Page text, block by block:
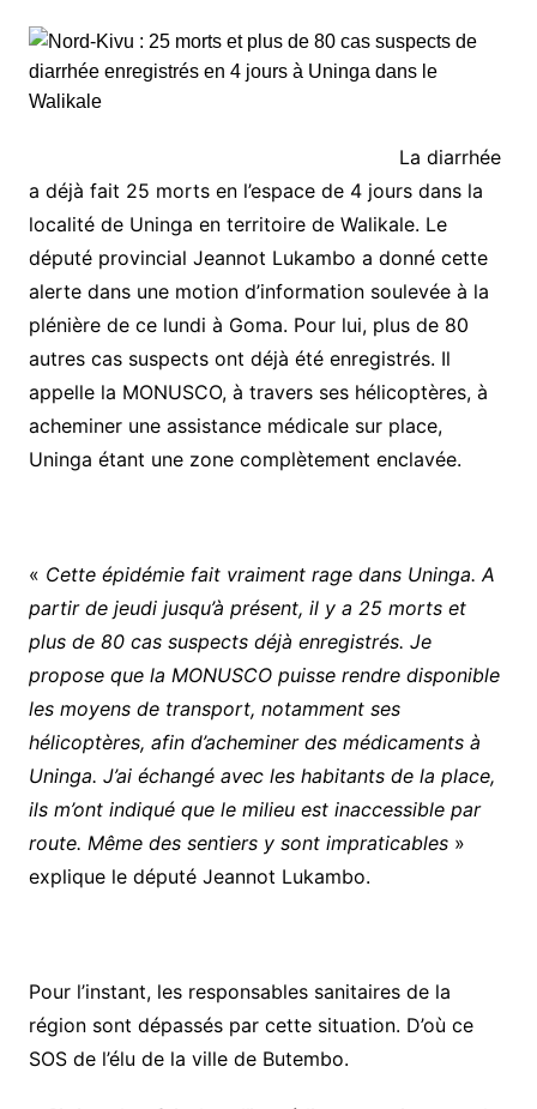
La diarrhée
a déjà fait 25 morts en l’espace de 4 jours dans la
localité de Uninga en territoire de Walikale. Le
député provincial Jeannot Lukambo a donné cette
alerte dans une motion d’information soulevée à la
plénière de ce lundi à Goma. Pour lui, plus de 80
autres cas suspects ont déjà été enregistrés. Il
appelle la MONUSCO, à travers ses hélicoptères, à
acheminer une assistance médicale sur place,
Uninga étant une zone complètement enclavée.
« Cette épidémie fait vraiment rage dans Uninga. A
partir de jeudi jusqu’à présent, il y a 25 morts et
plus de 80 cas suspects déjà enregistrés. Je
propose que la MONUSCO puisse rendre disponible
les moyens de transport, notamment ses
hélicoptères, afin d’acheminer des médicaments à
Uninga. J’ai échangé avec les habitants de la place,
ils m’ont indiqué que le milieu est inaccessible par
route. Même des sentiers y sont impraticables»
explique le député Jeannot Lukambo.
Pour l’instant, les responsables sanitaires de la
région sont dépassés par cette situation. D’où ce
SOS de l’élu de la ville de Butembo.